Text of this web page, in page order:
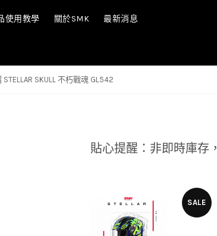
使用教學 關於SMK 最新消息
SKULL 不朽戰魂 GL542
貼心提醒：非即時庫存，
SALE